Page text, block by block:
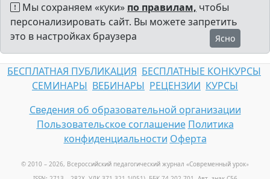
Мы сохраняем «куки» по правилам, чтобы
персонализировать сайт. Вы можете запретить
это в настройках браузера
Ясно
БЕСПЛАТНАЯ ПУБЛИКАЦИЯ БЕСПЛАТНЫЕ КОНКУРСЫ
СЕМИНАРЫ ВЕБИНАРЫ РЕЦЕНЗИИ КУРСЫ
Сведения об образовательной организации
Пользовательское соглашение Политика
конфиденциальности Оферта
© 2010 – 2026, Всероссийский педагогический журнал «Современный урок»